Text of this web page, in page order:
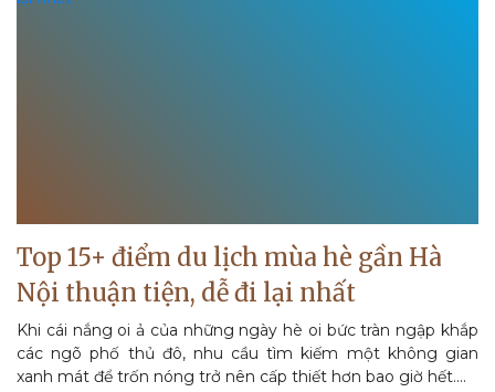
Top 15+ điểm du lịch mùa hè gần Hà
Nội thuận tiện, dễ đi lại nhất
Khi cái nắng oi ả của những ngày hè oi bức tràn ngập khắp
các ngõ phố thủ đô, nhu cầu tìm kiếm một không gian
xanh mát để trốn nóng trở nên cấp thiết hơn bao giờ hết....